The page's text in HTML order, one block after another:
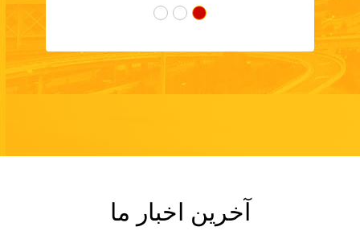
آخرین اخبار ما